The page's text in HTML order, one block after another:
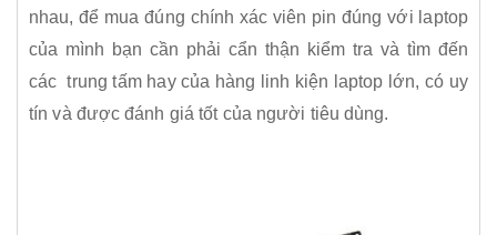
nhau, để mua đúng chính xác viên pin đúng với laptop
của mình bạn cần phải cẩn thận kiểm tra và tìm đến
các trung tấm hay của hàng linh kiện laptop lớn, có uy
tín và được đánh giá tốt của người tiêu dùng.